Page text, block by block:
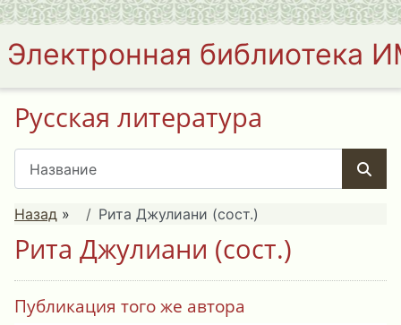
Электронная библиотека
Русская литература
Назад » Рита Джулиани (сост.)
Рита Джулиани (сост.)
Публикация того же автора